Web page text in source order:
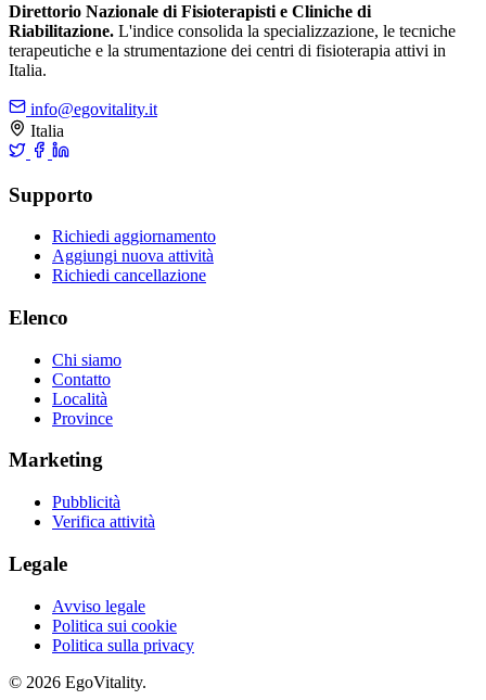
Direttorio Nazionale di Fisioterapisti e Cliniche di
Riabilitazione. L'indice consolida la specializzazione, le tecniche
terapeutiche e la strumentazione dei centri di fisioterapia attivi in
Italia.
info@egovitality.it
Italia
Supporto
Richiedi aggiornamento
Aggiungi nuova attività
Richiedi cancellazione
Elenco
Chi siamo
Contatto
Località
Province
Marketing
Pubblicità
Verifica attività
Legale
Avviso legale
Politica sui cookie
Politica sulla privacy
© 2026 EgoVitality.